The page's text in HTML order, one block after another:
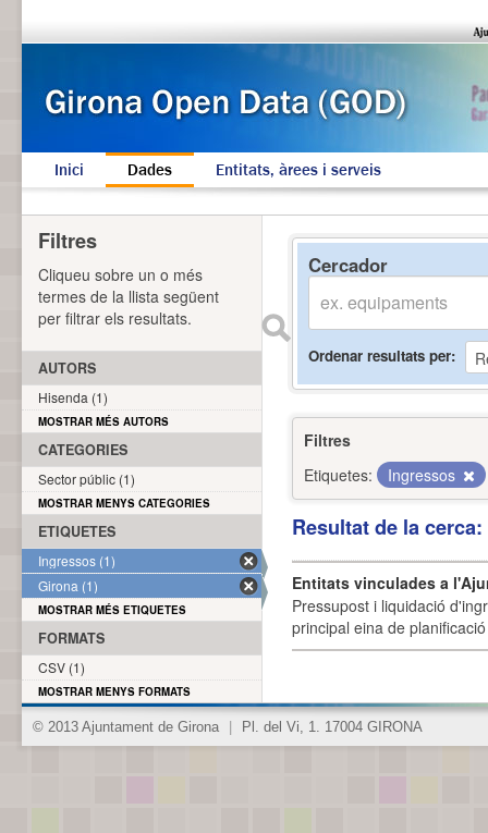
Inici Dades Entitats, àrees i serveis
Cercador
Ordenar resultats per
Filtres
Etiquetes:
Ingressos
Resultat de la
Entitats vinculades a
Pressupost i liquidació
principal eina de
Filtres
Cliqueu sobre un o més
termes de la llista següent
per filtrar els resultats.
AUTORS
Hisenda (1)
MOSTRAR MÉS AUTORS
CATEGORIES
Sector públic (1)
MOSTRAR MENYS CATEGORIES
ETIQUETES
Ingressos (1)
Girona (1)
MOSTRAR MÉS ETIQUETES
FORMATS
CSV (1)
MOSTRAR MENYS FORMATS
© 2013 Ajuntament de Girona Pl. del Vi, 1. 17004 GIRONA